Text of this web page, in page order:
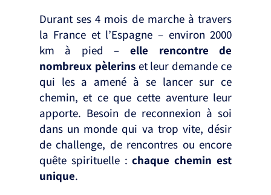
Durant ses 4 mois de marche à travers
la France et l’Espagne – environ 2000
km à pied –elle rencontre de
nombreux pèlerinset leur demande ce
qui les a amené à se lancer sur ce
chemin, et ce que cette aventure leur
apporte. Besoin de reconnexion à soi
dans un monde qui va trop vite, désir
de challenge, de rencontres ou encore
quête spirituelle :chaque chemin est
unique.